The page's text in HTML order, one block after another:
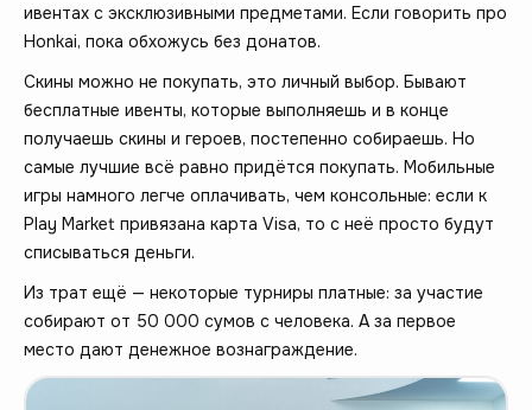
ивентах с эксклюзивными предметами. Если говорить про
Honkai, пока обхожусь без донатов.
Скины можно не покупать, это личный выбор. Бывают
бесплатные ивенты, которые выполняешь и в конце
получаешь скины и героев, постепенно собираешь. Но
самые лучшие всё равно придётся покупать. Мобильные
игры намного легче оплачивать, чем консольные: если к
Play Market привязана карта Visa, то с неё просто будут
списываться деньги.
Из трат ещё — некоторые турниры платные: за участие
собирают от 50 000 сумов с человека. А за первое
место дают денежное вознаграждение.